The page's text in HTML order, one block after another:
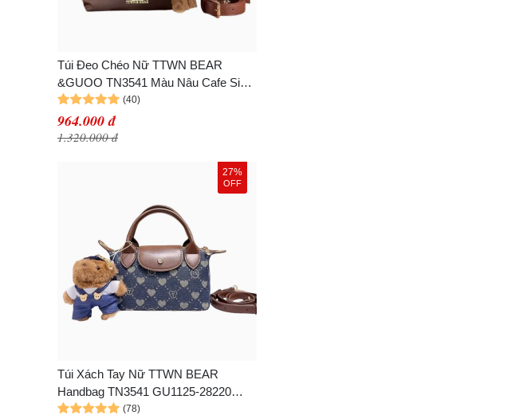
Túi Đeo Chéo Nữ TTWN BEAR
&GUOO TN3541 Màu Nâu Cafe Size
M
964.000 đ
1.320.000 đ
27%
OFF
Túi Xách Tay Nữ TTWN BEAR
Handbag TN3541 GU1125-28220
Màu Xanh Size S+